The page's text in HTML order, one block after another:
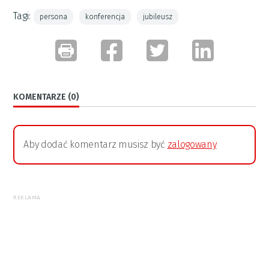
Tagi: persona konferencja jubileusz
KOMENTARZE (0)
Aby dodać komentarz musisz być zalogowany
REKLAMA